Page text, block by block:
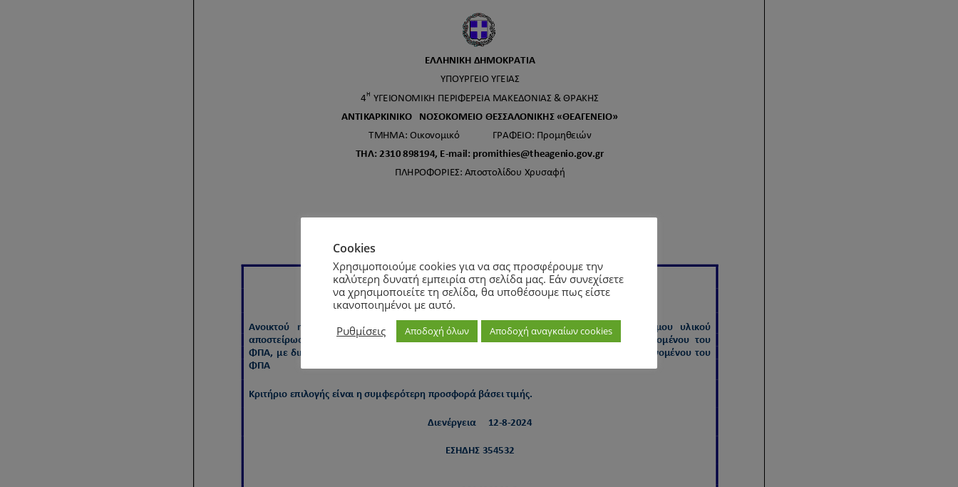
Cookies
Χρησιμοποιούμε cookies για να σας προσφέρουμε την
καλύτερη δυνατή εμπειρία στη σελίδα μας. Εάν συνεχίσετε
να χρησιμοποιείτε τη σελίδα, θα υποθέσουμε πως είστε
ικανοποιημένοι με αυτό.
Ρυθμίσεις
Αποδοχή όλων Αποδοχή αναγκαίων cookies